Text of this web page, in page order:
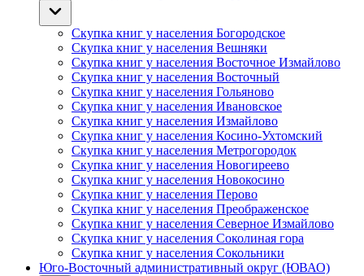
Скупка книг у населения Богородское
Скупка книг у населения Вешняки
Скупка книг у населения Восточное Измайлово
Скупка книг у населения Восточный
Скупка книг у населения Гольяново
Скупка книг у населения Ивановское
Скупка книг у населения Измайлово
Скупка книг у населения Косино-Ухтомский
Скупка книг у населения Метрогородок
Скупка книг у населения Новогиреево
Скупка книг у населения Новокосино
Скупка книг у населения Перово
Скупка книг у населения Преображенское
Скупка книг у населения Северное Измайлово
Скупка книг у населения Соколиная гора
Скупка книг у населения Сокольники
Юго-Восточный административный округ (ЮВАО)